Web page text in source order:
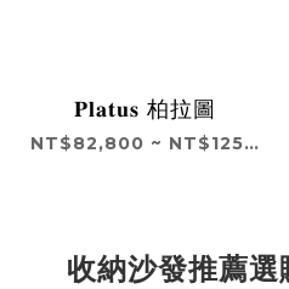
𝐏𝐥𝐚𝐭𝐮𝐬 柏拉圖
NT$82,800 ~ NT$125,800
收納沙發推薦選